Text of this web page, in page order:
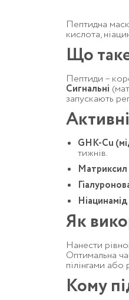
Пептидна
кислота,
Що
Пептиди –
Сигнальні
запускають
GHK-Cu
тижнів.
Ніацинамід
Як
Нанести
Оптимальна
пілінгами
Кому